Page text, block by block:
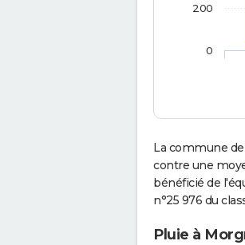
0
200
La commune
contre une
bénéficié de
n°25 976 du
Pluie à